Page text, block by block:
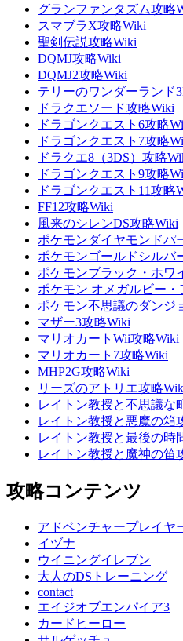
グランファンタズム攻略
スマブラX攻略Wiki
聖剣伝説攻略Wiki
DQMJ攻略Wiki
DQMJ2攻略Wiki
テリーのワンダーランド
ドラクエソード攻略Wiki
ドラゴンクエスト6攻略
ドラゴンクエスト7攻略
ドラクエ8（3DS）攻略
ドラゴンクエスト9攻略
ドラゴンクエスト11攻略
FF12攻略Wiki
風来のシレンDS攻略Wiki
ポケモンダイヤモンドパ
ポケモンゴールドシルバ
ポケモンブラック・ホワ
ポケモン オメガルビー
ポケモン不思議のダンジ
マザー3攻略Wiki
マリオカートWii攻略Wiki
マリオカート7攻略Wiki
MHP2G攻略Wiki
リーズのアトリエ攻略
レイトン教授と不思議な
レイトン教授と悪魔の箱
レイトン教授と最後の時
レイトン教授と魔神の笛
攻略コンテンツ
アドベンチャープレイヤ
イヅナ
ウイニングイレブン
大人のDSトレーニング
contact
エイジオブエンパイア3
カードヒーロー